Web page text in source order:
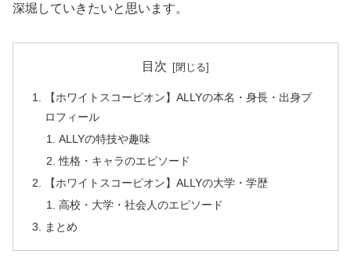
深堀していきたいと思います。
目次
【ホワイトスコーピオン】ALLYの本名・身長・出身プ
ロフィール
ALLYの特技や趣味
性格・キャラのエピソード
【ホワイトスコーピオン】ALLYの大学・学歴
高校・大学・社会人のエピソード
まとめ